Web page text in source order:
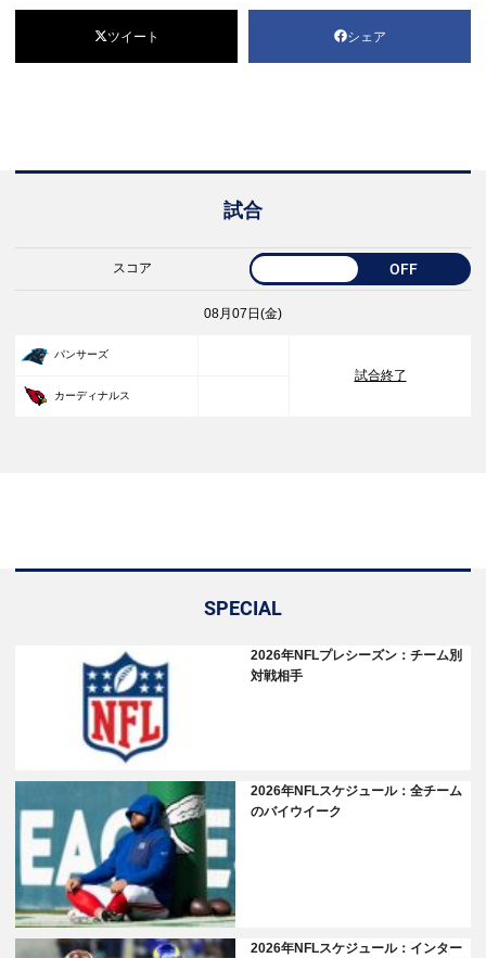
ツイート シェア
試合
スコア OFF
08月07日(金)
パンサーズ
試合終了
カーディナルス
SPECIAL
2026年NFLプレシーズン：チーム別
対戦相手
2026年NFLスケジュール：全チーム
のバイウイーク
2026年NFLスケジュール：インター